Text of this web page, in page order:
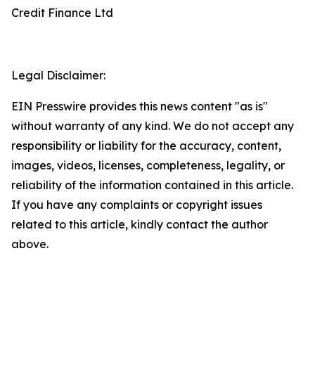
Credit Finance Ltd
Legal Disclaimer:
EIN Presswire provides this news content "as is"
without warranty of any kind. We do not accept any
responsibility or liability for the accuracy, content,
images, videos, licenses, completeness, legality, or
reliability of the information contained in this article.
If you have any complaints or copyright issues
related to this article, kindly contact the author
above.